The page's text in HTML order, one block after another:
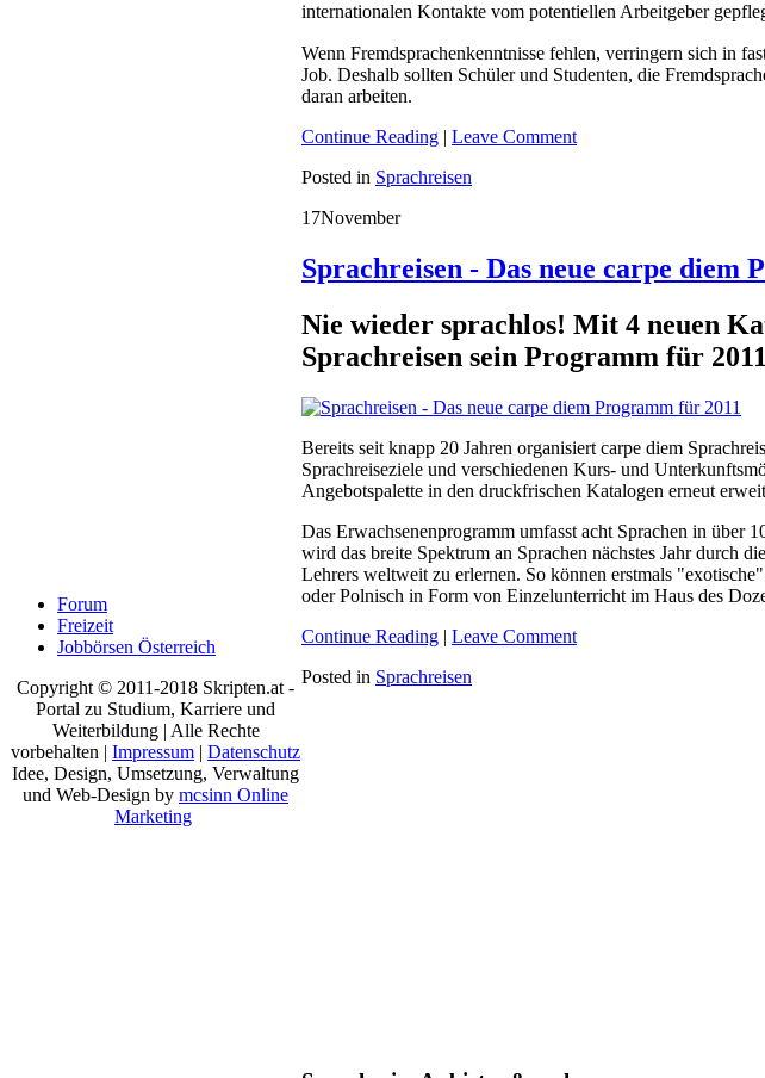
internationalen Kontakte vom potentiellen Arbeitgeber
Wenn Fremdsprachenkenntnisse fehlen, verringern sich in
Job. Deshalb sollten Schüler und Studenten, die
daran arbeiten.
Continue Reading | Leave Comment
Posted in Sprachreisen
17November
Sprachreisen - Das neue carpe diem
Nie wieder sprachlos! Mit 4 neuen
Sprachreisen sein Programm für
Bereits seit knapp 20 Jahren organisiert carpe diem
Sprachreiseziele und verschiedenen Kurs- und
Angebotspalette in den druckfrischen Katalogen erneut
Das Erwachsenenprogramm umfasst acht Sprachen in
wird das breite Spektrum an Sprachen nächstes Jahr durch
Lehrers weltweit zu erlernen. So können erstmals
oder Polnisch in Form von Einzelunterricht im Haus des
Continue Reading | Leave Comment
Posted in Sprachreisen
Forum
Freizeit
Jobbörsen Österreich
Copyright © 2011-2018 Skripten.at -
Portal zu Studium, Karriere und
Weiterbildung | Alle Rechte
vorbehalten | Impressum | Datenschutz
Idee, Design, Umsetzung, Verwaltung
und Web-Design by mcsinn Online
Marketing